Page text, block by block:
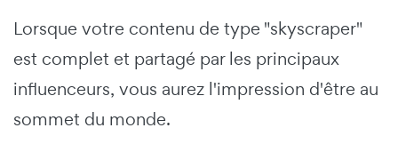
Lorsque votre contenu de type "skyscraper"
est complet et partagé par les principaux
influenceurs, vous aurez l'impression d'être au
sommet du monde.